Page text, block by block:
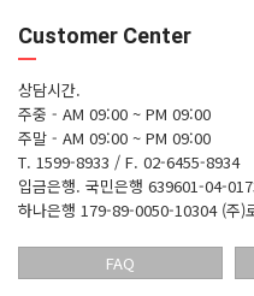
Customer Center
상담시간.
주중 - AM 09:00 ~ PM 09:00
주말 - AM 09:00 ~ PM 09:00
T. 1599-8933 / F. 02-6455-8934
입금은행. 국민은행 639601-04-
하나은행 179-89-0050-10304 (주)
FAQ